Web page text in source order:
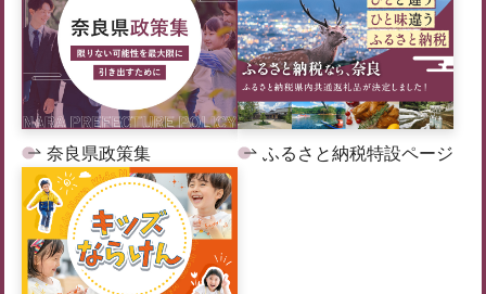
奈良県政策集 ふるさと納税特設ページ